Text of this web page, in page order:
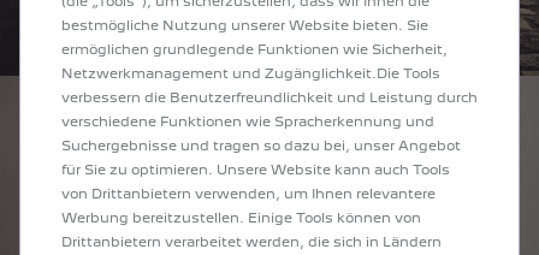
KOMBIS
308 SW 508 SW
bestmögliche Nutzung unserer Website bieten. Sie
ermöglichen grundlegende Funktionen wie Sicherheit,
Netzwerkmanagement und Zugänglichkeit.Die Tools
verbessern die Benutzerfreundlichkeit und Leistung durch
verschiedene Funktionen wie Spracherkennung und
Suchergebnisse und tragen so dazu bei, unser Angebot
für Sie zu optimieren. Unsere Website kann auch Tools
von Drittanbietern verwenden, um Ihnen relevantere
Werbung bereitzustellen. Einige Tools können von
Drittanbietern verarbeitet werden, die sich in Ländern